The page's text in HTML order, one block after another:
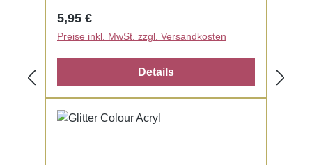
Regulärer Preis:
5,95 €
Preise inkl. MwSt. zzgl. Versandkosten
Details